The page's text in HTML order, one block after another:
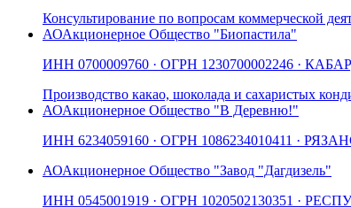
Консультирование по вопросам коммерческой
АОАкционерное Общество "Биопастила"
ИНН 0700009760 · ОГРН 1230700002246 ·
Производство какао, шоколада и сахаристых
АОАкционерное Общество "В Деревню!"
ИНН 6234059160 · ОГРН 1086234010411 ·
АОАкционерное Общество "Завод "Дагдизель"
ИНН 0545001919 · ОГРН 1020502130351 ·